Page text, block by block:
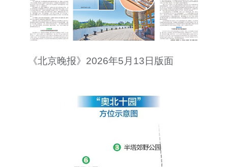
《北京晚报》2026年5月13日版面